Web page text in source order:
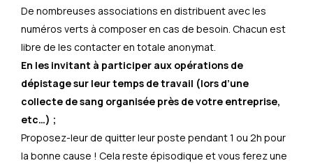
De nombreuses associations en distribuent avec les
numéros verts à composer en cas de besoin. Chacun est
libre de les contacter en totale anonymat.
En les invitant à participer aux opérations de
dépistage sur leur temps de travail (lors d’une
collecte de sang organisée près de votre entreprise,
etc…) ;
Proposez-leur de quitter leur poste pendant 1 ou 2h pour
la bonne cause ! Cela reste épisodique et vous ferez une